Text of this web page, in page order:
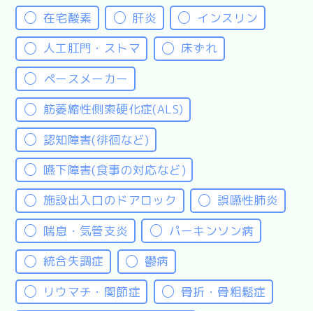
在宅酸素 肝炎
インスリン
人工肛門・ストマ
床ずれ
ペースメーカー
筋萎縮性側索硬化症(ALS)
認知障害(徘徊など)
嚥下障害(食事の対応など)
施設出入口のドアロック
誤嚥性肺炎
喘息・気管支炎
パーキンソン病
統合失調症
鬱病
リウマチ・関節症
骨折・骨粗鬆症